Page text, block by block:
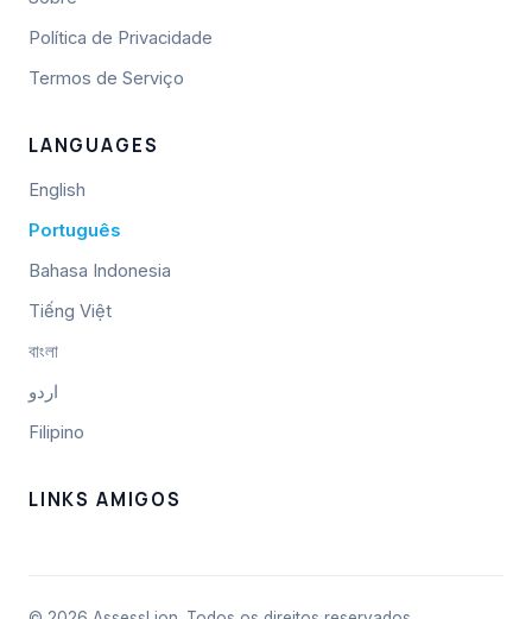
Política de Privacidade
Termos de Serviço
LANGUAGES
English
Português
Bahasa Indonesia
Tiếng Việt
বাংলা
اردو
Filipino
LINKS AMIGOS